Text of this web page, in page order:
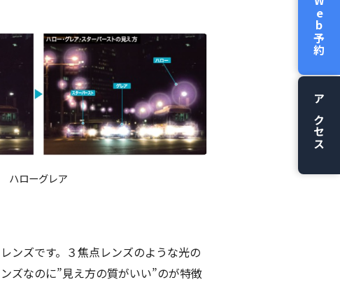
Web予約
アクセス
ハローグレア
ンズです。３焦点レンズのような光の
ズなのに”見え方の質がいい”のが特徴